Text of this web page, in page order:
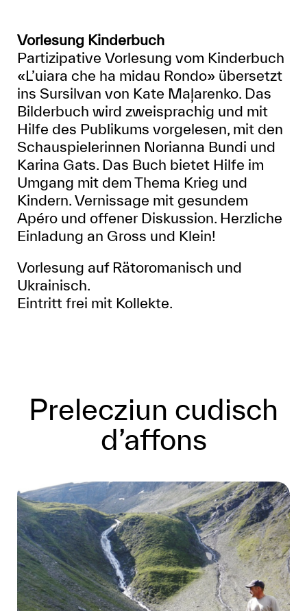
Vorlesung Kinderbuch
Partizipative Vorlesung vom Kinderbuch
«L’uiara che ha midau Rondo» übersetzt
ins Sursilvan von Kate Maļarenko. Das
Bilderbuch wird zweisprachig und mit
Hilfe des Publikums vorgelesen, mit den
Schauspielerinnen Norianna Bundi und
Karina Gats. Das Buch bietet Hilfe im
Umgang mit dem Thema Krieg und
Kindern. Vernissage mit gesundem
Apéro und offener Diskussion. Herzliche
Einladung an Gross und Klein!
Vorlesung auf Rätoromanisch und
Ukrainisch.
Eintritt frei mit Kollekte.
Prelecziun cudisch
d’affons